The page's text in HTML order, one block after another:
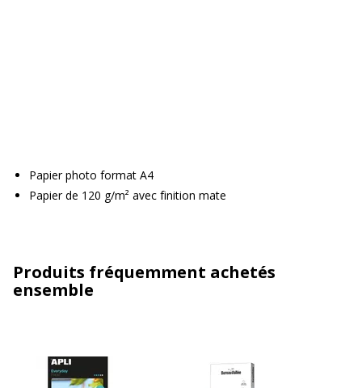
Papier photo format A4
Papier de 120 g/m² avec finition mate
Produits fréquemment achetés
ensemble